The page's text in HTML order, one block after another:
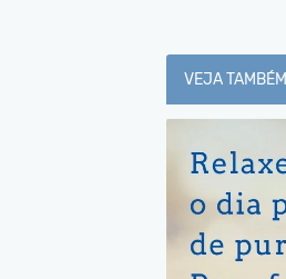
VEJA TAMBÉM